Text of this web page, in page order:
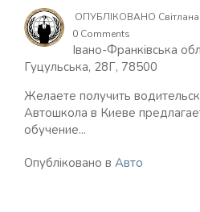
ОПУБЛІКОВАНО
0 Comments
Івано-Франківська
Гуцульська, 28Г, 78500
Желаете получить
Автошкола в Киеве
обучение...
Опубліковано в Авто